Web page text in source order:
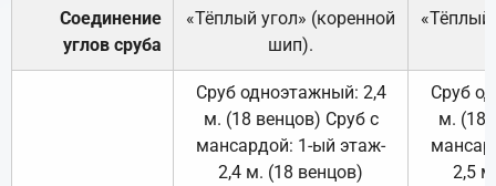
Соединение
углов сруба
«Тёплый угол» (коренной
шип).
«Тёплый
Сруб одноэтажный: 2,4
м. (18 венцов) Сруб с
мансардой: 1-ый этаж-
2,4 м. (18 венцов)
Сруб
м. (18
2,5